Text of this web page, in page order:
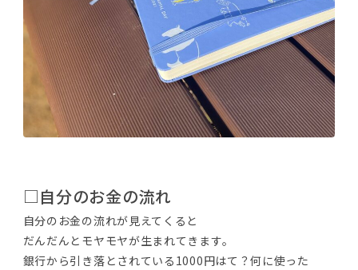
□自分のお金の流れ
自分のお金の流れが見えてくると
だんだんとモヤモヤが生まれてきます。
銀行から引き落とされている1000円はて？何に使った